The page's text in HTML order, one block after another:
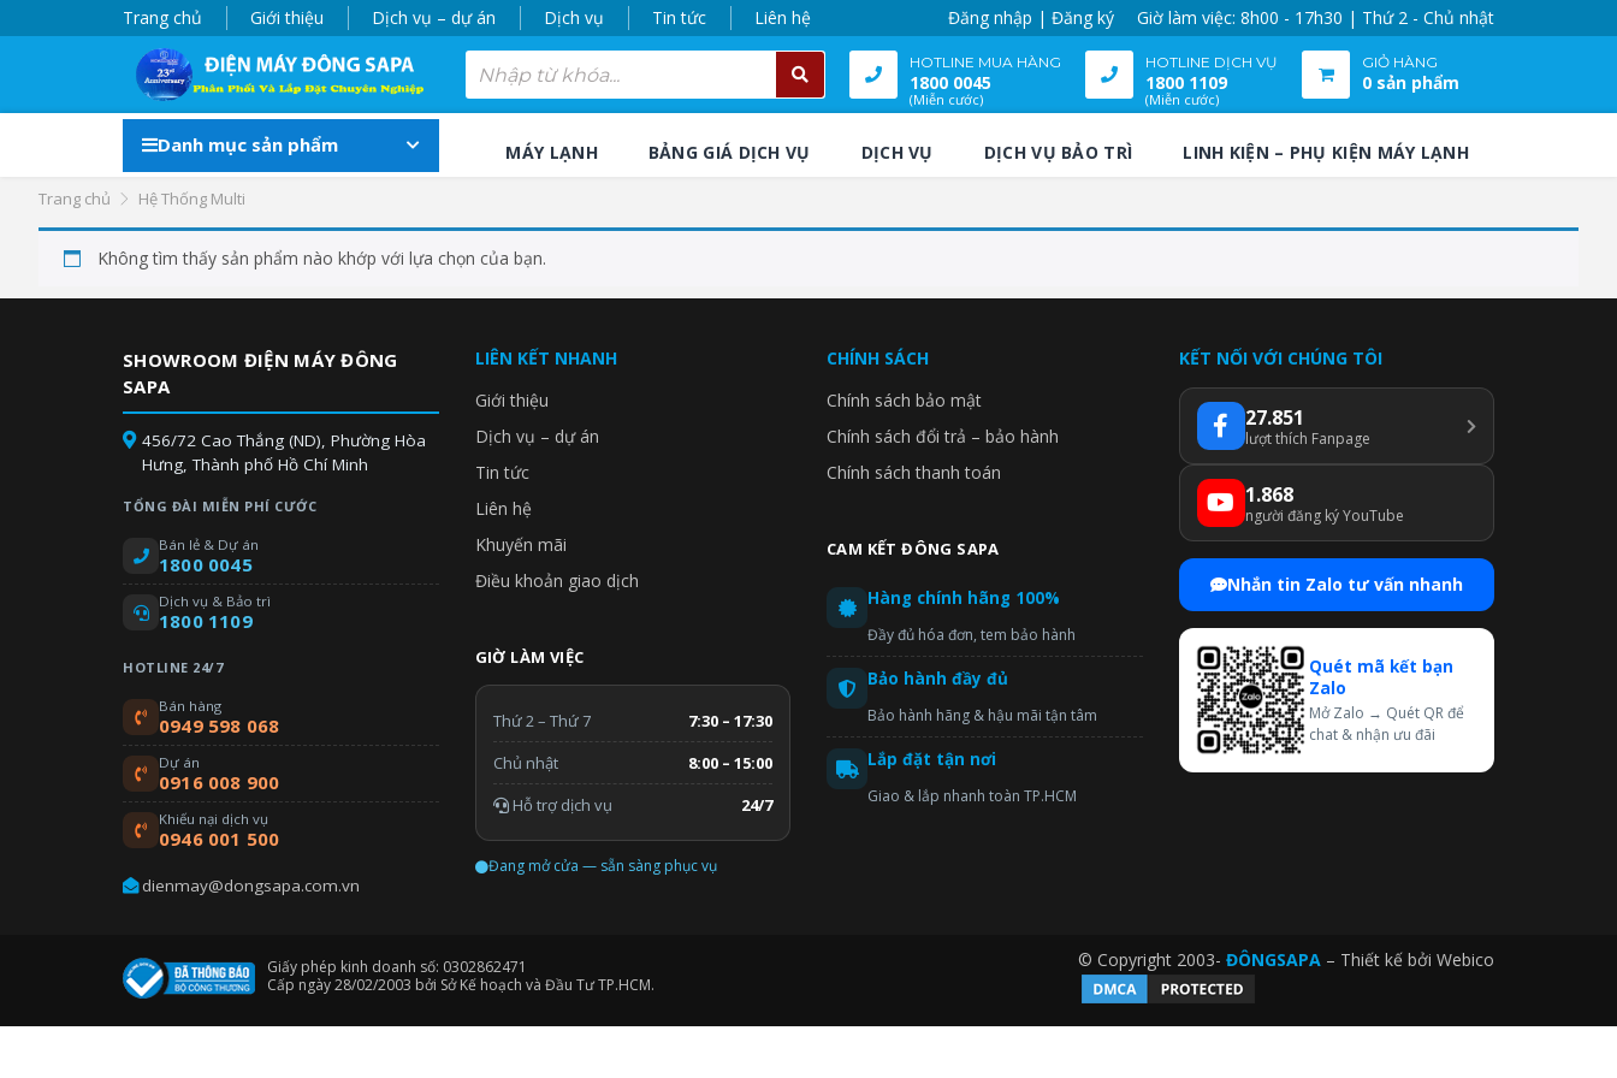
Trang chủ Giới thiệu Dịch vụ – dự án Dịch vụ Tin tức Liên hệ Đăng nhập | Đăng ký Giờ làm việc: 8h00 - 17h30 | Thứ 2 - Chủ nhật
HOTLINE MUA HÀNG
1800 0045
(Miễn cước)
HOTLINE DỊCH VỤ
1800 1109
(Miễn cước)
GIỎ HÀNG
0 sản phẩm
Danh mục sản phẩm MÁY LẠNH BẢNG GIÁ DỊCH VỤ DỊCH VỤ DỊCH VỤ BẢO TRÌ LINH KIỆN – PHỤ KIỆN MÁY LẠNH
Trang chủ Hệ Thống Multi
Không tìm thấy sản phẩm nào khớp với lựa chọn của bạn.
SHOWROOM ĐIỆN MÁY ĐÔNG
SAPA
456/72 Cao Thắng (ND), Phường Hòa
Hưng, Thành phố Hồ Chí Minh
TỔNG ĐÀI MIỄN PHÍ CƯỚC
Bán lẻ & Dự án
1800 0045
Dịch vụ & Bảo trì
1800 1109
HOTLINE 24/7
Bán hàng
0949 598 068
Dự án
0916 008 900
Khiếu nại dịch vụ
0946 001 500
dienmay@dongsapa.com.vn
LIÊN KẾT NHANH
Giới thiệu
Dịch vụ – dự án
Tin tức
Liên hệ
Khuyến mãi
Điều khoản giao dịch
GIỜ LÀM VIỆC
Thứ 2 – Thứ 7
7:30 – 17:30
Chủ nhật
8:00 – 15:00
Hỗ trợ dịch vụ
24/7
Đang mở cửa — sẵn sàng phục vụ
CHÍNH SÁCH
Chính sách bảo mật
Chính sách đổi trả – bảo hành
Chính sách thanh toán
CAM KẾT ĐÔNG SAPA
Hàng chính hãng 100%
Đầy đủ hóa đơn, tem bảo hành
Bảo hành đầy đủ
Bảo hành hãng & hậu mãi tận tâm
Lắp đặt tận nơi
Giao & lắp nhanh toàn TP.HCM
KẾT NỐI VỚI CHÚNG TÔI
27.851
lượt thích Fanpage
1.868
người đăng ký YouTube
Nhắn tin Zalo tư vấn nhanh
Quét mã kết bạn
Zalo
Mở Zalo → Quét QR để
chat & nhận ưu đãi
Giấy phép kinh doanh số: 0302862471
Cấp ngày 28/02/2003 bởi Sở Kế hoạch và Đầu Tư TP.HCM.
© Copyright 2003- ĐÔNGSAPA – Thiết kế bởi Webico